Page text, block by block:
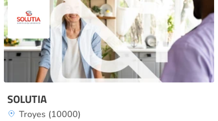
SOLUTIA
Troyes (10000)